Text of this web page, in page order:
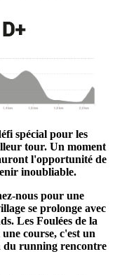
spécial pour les
tour. Un moment
l'opportunité de
inoubliable.
nous pour une
se prolonge avec
Les Foulées de la
course, c'est un
du running rencontre